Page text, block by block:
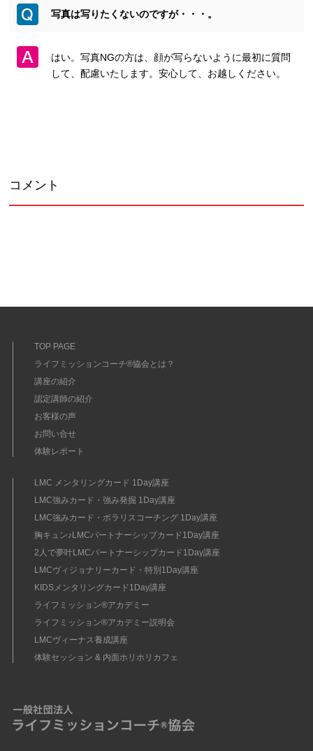
写真は写りたくないのですが・・・。
はい。写真NGの方は、顔が写らないように最初に質問
して、配慮いたします。安心して、お越しください。
コメント
TOP PAGE
ライフミッションコーチ®協会とは？
講座の紹介
認定講師の紹介
お客様の声
お問い合せ
体験レポート
LMC メンタリングカード 1Day講座
LMC強みカード・強み発掘 1Day講座
LMC強みカード・ポラリスコーチング 1Day講座
胸キュン♪LMCパートナーシップカード1Day講座
2人で夢叶LMCパートナーシップカード1Day講座
LMCヴィジョナリーカード・特別1Day講座
KIDSメンタリングカード1Day講座
ライフミッション®︎アカデミー
ライフミッション®︎アカデミー説明会
LMCヴィーナス養成講座
体験セッション & 内面ホリホリカフェ